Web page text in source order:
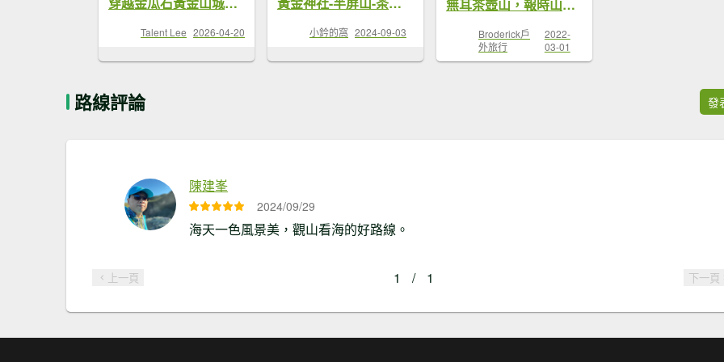
Talent Lee 2026-04-20 小鈐的窩 2024-09-03
無耳茶壺山，報時山步道，小金瓜露頭步道
Broderick戶
外旅行
2022-
03-01
路線評論 發
陳建峯
2024/09/29
海天一色風景美，觀山看海的好路線。
上一頁 1 / 1 下一頁